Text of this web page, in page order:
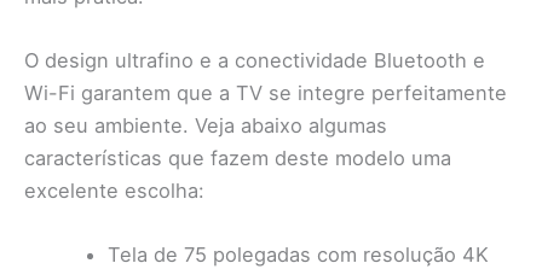
O design ultrafino e a conectividade Bluetooth e
Wi-Fi garantem que a TV se integre perfeitamente
ao seu ambiente. Veja abaixo algumas
características que fazem deste modelo uma
excelente escolha:
Tela de 75 polegadas com resolução 4K